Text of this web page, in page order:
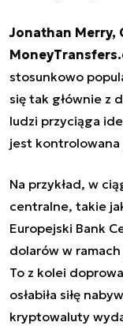
Jonathan Merry,
stosunkowo
się tak głównie z
ludzi przyciąga
jest
Na przykład, w
centralne, takie
Europejski Bank
dolarów w
To z kolei
osłabiła siłę
kryptowaluty